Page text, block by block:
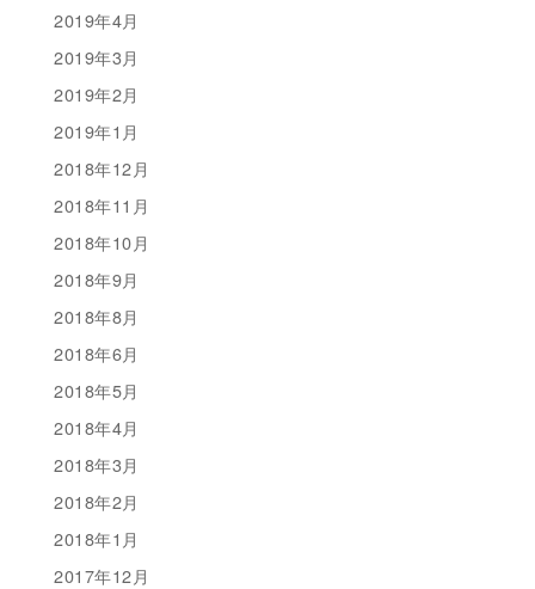
2019年4月
2019年3月
2019年2月
2019年1月
2018年12月
2018年11月
2018年10月
2018年9月
2018年8月
2018年6月
2018年5月
2018年4月
2018年3月
2018年2月
2018年1月
2017年12月